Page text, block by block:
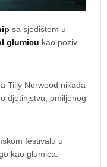
sa sjedištem u
glumicu kao poziv
Tilly Norwood nikada
djetinjstvu, omiljenog
festivalu u
kao glumica.